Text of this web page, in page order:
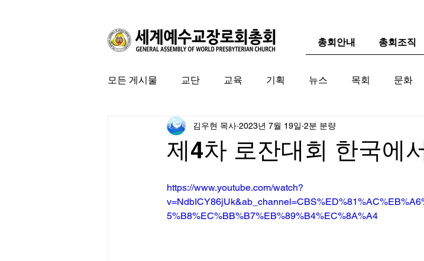
총회안내 총회조직
모든 게시물 교단 교육 기획 뉴스 목회 문화
커뮤니티 특집 미국 교계 한국 교계
제4차 로잔대회 한국에
김우현 목사 2023년 7월 19일 2분 분량
https://www.youtube.com/watch?
5%B8%EC%BB%B7%EB%89%B4%EC%8A%A4